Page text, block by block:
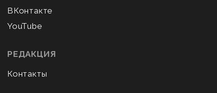
ВКонтакте
YouTube
РЕДАКЦИЯ
Контакты